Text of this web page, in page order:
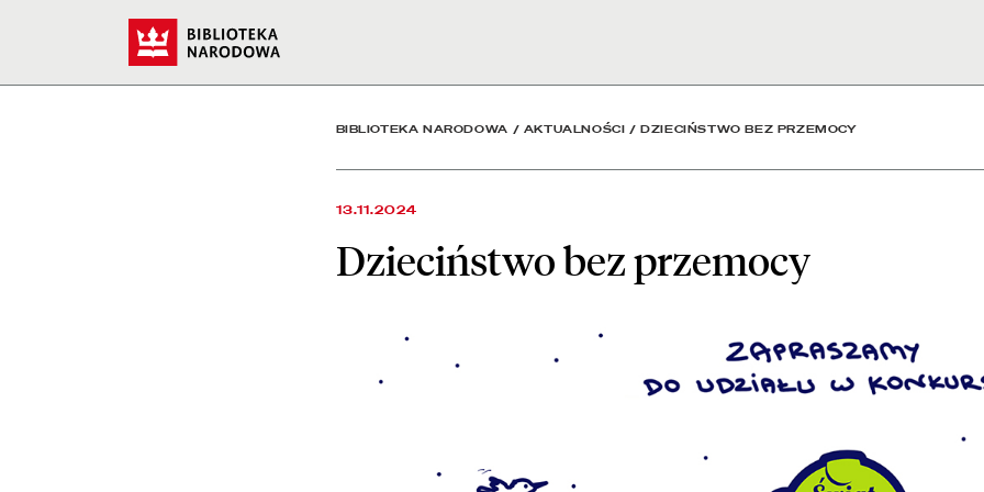
Dzieciństwo bez przemocy - Aktualności -
BIBLIOTEKA NARODOWA / AKTUALNOŚCI /DZIECIŃSTWO BEZ PRZEMOCY
13.11.2024
Dzieciństwo bez przemocy